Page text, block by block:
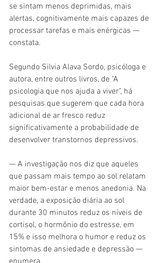
se sintam menos deprimidas, mais
alertas, cognitivamente mais capazes de
processar tarefas e mais enérgicas —
constata.
Segundo Silvia Alava Sordo, psicóloga e
autora, entre outros livros, de "A
psicologia que nos ajuda a viver", há
pesquisas que sugerem que cada hora
adicional de ar fresco reduz
significativamente a probabilidade de
desenvolver transtornos depressivos.
— A investigação nos diz que aqueles
que passam mais tempo ao sol relatam
maior bem-estar e menos anedonia. Na
verdade, a exposição diária ao sol
durante 30 minutos reduz os níveis de
cortisol, o hormônio do estresse, em
15% e isso melhora o humor e reduz os
sintomas de ansiedade e depressão —